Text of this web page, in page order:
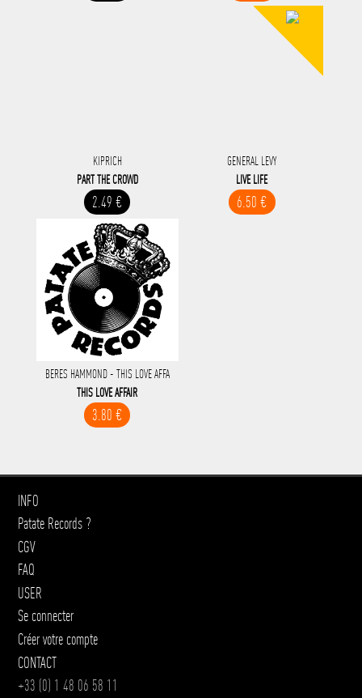
KIPRICH
PART THE CROWD
2.49 €
GENERAL LEVY
LIVE LIFE
6.50 €
BERES HAMMOND - THIS LOVE AFFA
THIS LOVE AFFAIR
3.80 €
INFO
Patate Records ?
CGV
FAQ
USER
Se connecter
Créer votre compte
CONTACT
+33 (0) 1 48 06 58 11